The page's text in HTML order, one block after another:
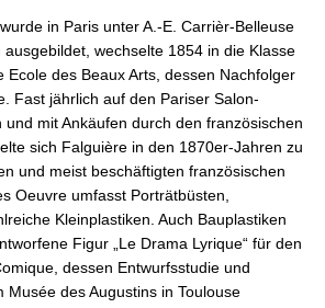
in Paris unter A.-E. Carrièr-Belleuse
wechselte 1854 in die Klasse
Ecole des Beaux Arts, dessen Nachfolger
Fast jährlich auf den Pariser Salon-
mit Ankäufen durch den französischen
sich Falguière in den 1870er-Jahren zu
und meist beschäftigten französischen
Oeuvre umfasst Porträtbüsten,
Kleinplastiken. Auch Bauplastiken
Figur „Le Drama Lyrique“ für den
dessen Entwurfsstudie und
Musée des Augustins in Toulouse